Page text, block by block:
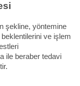
şekline, yöntemine
ve işlem
ile beraber tedavi